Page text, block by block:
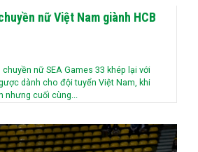
nữ Việt Nam giành HCB
nữ SEA Games 33 khép lại với
dành cho đội tuyển Việt Nam, khi
nhưng cuối cùng...